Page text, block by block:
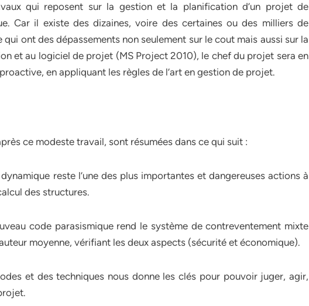
qui reposent sur la gestion et la planification d’un projet de
Car il existe des dizaines, voire des certaines ou des milliers de
ont des dépassements non seulement sur le cout mais aussi sur la
et au logiciel de projet (MS Project 2010), le chef du projet sera en
en appliquant les règles de l’art en gestion de projet.
ce modeste travail, sont résumées dans ce qui suit :
reste l’une des plus importantes et dangereuses actions à
des structures.
code parasismique rend le système de contreventement mixte
moyenne, vérifiant les deux aspects (sécurité et économique).
et des techniques nous donne les clés pour pouvoir juger, agir,